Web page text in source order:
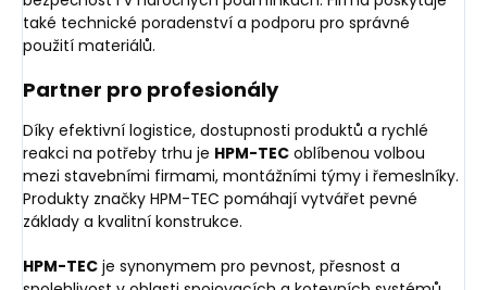
také technické poradenství a podporu pro správné
použití materiálů.
Partner pro profesionály
Díky efektivní logistice, dostupnosti produktů a rychlé
reakci na potřeby trhu je HPM-TEC oblíbenou volbou
mezi stavebními firmami, montážními týmy i řemeslníky.
Produkty značky HPM-TEC pomáhají vytvářet pevné
základy a kvalitní konstrukce.
HPM-TEC je synonymem pro pevnost, přesnost a